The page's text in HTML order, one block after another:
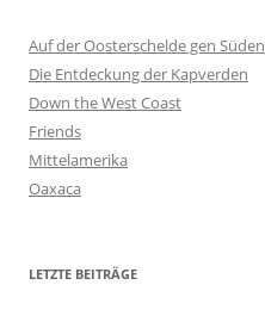
Auf der Oosterschelde gen Süden
Die Entdeckung der Kapverden
Down the West Coast
Friends
Mittelamerika
Oaxaca
LETZTE BEITRÄGE